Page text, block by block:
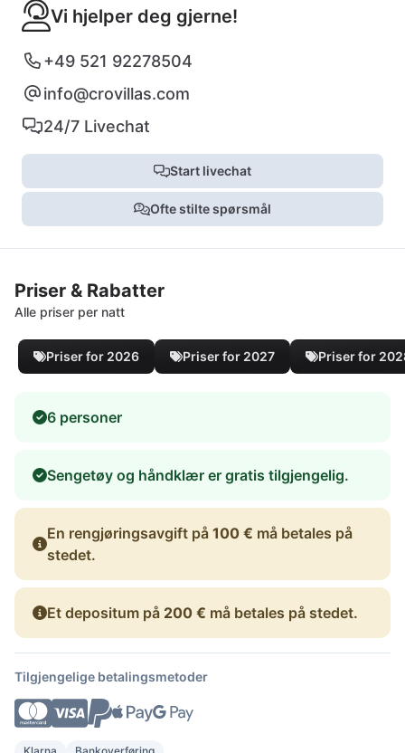
Vi hjelper deg gjerne!
+49 521 92278504
info@crovillas.com
24/7 Livechat
Start livechat
Ofte stilte spørsmål
Priser & Rabatter
Alle priser per natt
Priser for 2026 Priser for 2027 Priser for
6 personer
Sengetøy og håndklær er gratis tilgjengelig.
En rengjøringsavgift på 100 € må betales på
stedet.
Et depositum på 200 € må betales på stedet.
Tilgjengelige betalingsmetoder